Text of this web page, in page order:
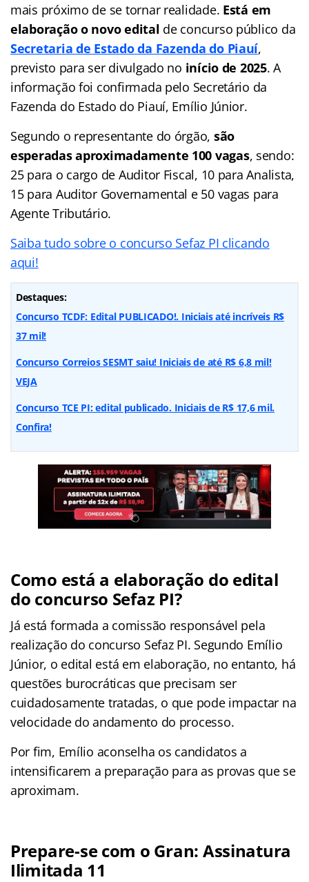
mais próximo de se tornar realidade. Está em
elaboração o novo edital de concurso público da
Secretaria de Estado da Fazenda do Piauí,
previsto para ser divulgado no início de 2025. A
informação foi confirmada pelo Secretário da
Fazenda do Estado do Piauí, Emílio Júnior.
Segundo o representante do órgão, são
esperadas aproximadamente 100 vagas, sendo:
25 para o cargo de Auditor Fiscal, 10 para Analista,
15 para Auditor Governamental e 50 vagas para
Agente Tributário.
Saiba tudo sobre o concurso Sefaz PI clicando
aqui!
Destaques:
Concurso TCDF: Edital PUBLICADO!. Iniciais até incríveis R$
37 mil!
Concurso Correios SESMT saiu! Iniciais de até R$ 6,8 mil!
VEJA
Concurso TCE PI: edital publicado. Iniciais de R$ 17,6 mil.
Confira!
Como está a elaboração do edital
do concurso Sefaz PI?
Já está formada a comissão responsável pela
realização do concurso Sefaz PI. Segundo Emílio
Júnior, o edital está em elaboração, no entanto, há
questões burocráticas que precisam ser
cuidadosamente tratadas, o que pode impactar na
velocidade do andamento do processo.
Por fim, Emílio aconselha os candidatos a
intensificarem a preparação para as provas que se
aproximam.
Prepare-se com o Gran: Assinatura
Ilimitada 11